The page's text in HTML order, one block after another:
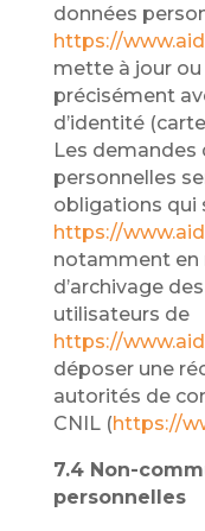
données
https://
mette à jour ou
précisément
d’identité
Les demandes
personnelles
obligations qui
https://
notamment en
d’archivage
utilisateurs de
https://
déposer une
autorités de
CNIL (https://
7.4 Non-
personnelles